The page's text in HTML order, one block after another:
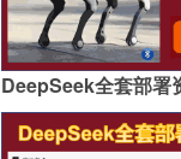
DeepSeek全套部署